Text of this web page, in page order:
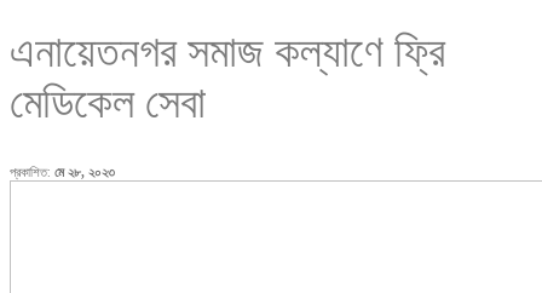
এনায়েতনগর সমাজ কল্যাণে ফ্রি
মেডিকেল সেবা
প্রকাশিত: মে ২৮, ২০২৩